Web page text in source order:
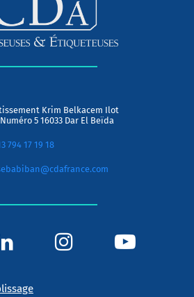
Krim Belkacem Ilot
5 16033 Dar El Beïda
794 17 19 18